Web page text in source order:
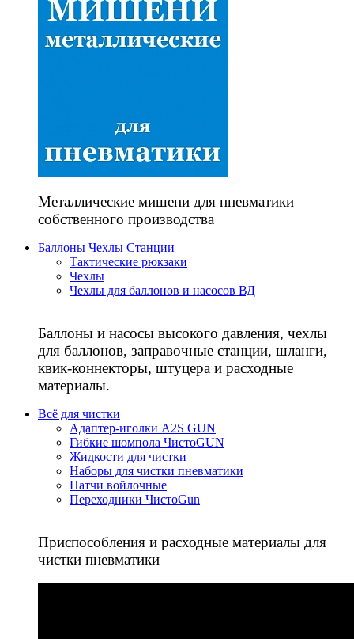
Металлические мишени для пневматики
собственного производства
Баллоны Чехлы Станции
Тактические рюкзаки
Чехлы
Чехлы для баллонов и насосов ВД
Баллоны и насосы высокого давления, чехлы
для баллонов, заправочные станции, шланги,
квик-коннекторы, штуцера и расходные
материалы.
Всё для чистки
Адаптер-иголки A2S GUN
Гибкие шомпола ЧистоGUN
Жидкости для чистки
Наборы для чистки пневматики
Патчи войлочные
Переходники ЧистоGun
Приспособления и расходные материалы для
чистки пневматики